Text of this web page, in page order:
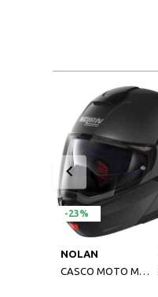
-23%
NOLAN
CASCO MOTO MODULARE N90-3 06 SPECIAL N-COM 009 NERO GRAFITE